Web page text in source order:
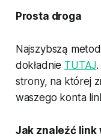
Prosta droga
Najszybszą
dokładnie TUTAJ
strony, na której
waszego konta
Jak znaleźć link